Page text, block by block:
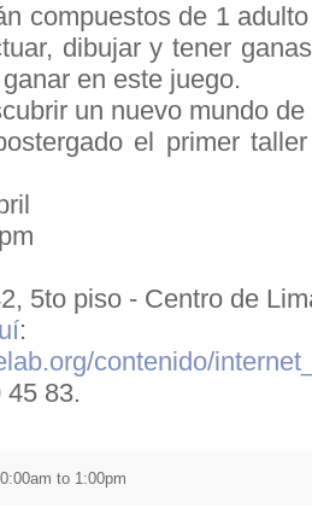
compuestos de 1
dibujar y tener
en este juego.
un nuevo mundo
el primer
5to piso - Centro de
:
contenido/
45 83.
to 1:00pm